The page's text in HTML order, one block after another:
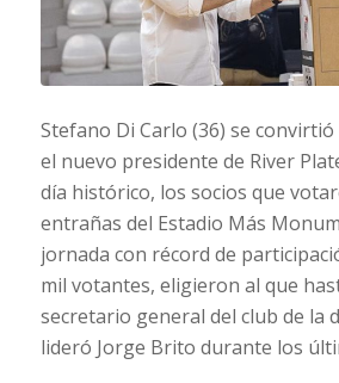
Stefano Di Carlo (36) se
el nuevo presidente de River
día histórico, los socios que
entrañas del Estadio Más
jornada con récord de
mil votantes, eligieron al que
secretario general del club de la
lideró Jorge Brito durante los